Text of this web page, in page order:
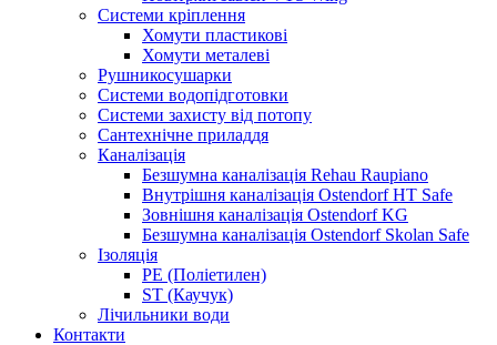
Системи кріплення
Хомути пластикові
Хомути металеві
Рушникосушарки
Системи водопідготовки
Системи захисту від потопу
Сантехнічне приладдя
Каналізація
Безшумна каналізація Rehau Raupiano
Внутрішня каналізація Ostendorf HT Safe
Зовнішня каналізація Ostendorf KG
Безшумна каналізація Ostendorf Skolan Safe
Ізоляція
PE (Поліетилен)
ST (Каучук)
Лічильники води
Контакти